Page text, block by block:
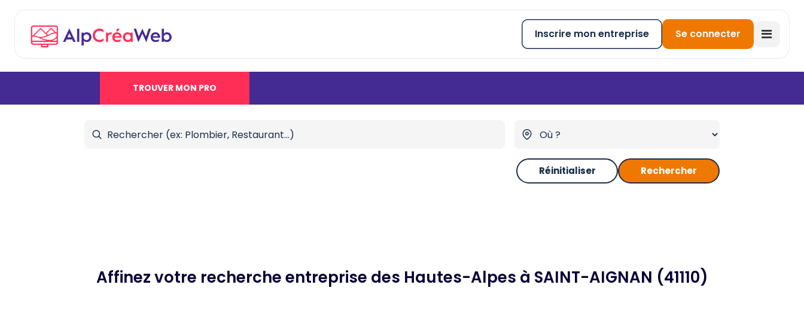
Inscrire mon entreprise Se connecter
TROUVER MON PRO
Réinitialiser Rechercher
Affinez votre rechercheentreprise des Hautes-Alpes à SAINT-AIGNAN (41110)